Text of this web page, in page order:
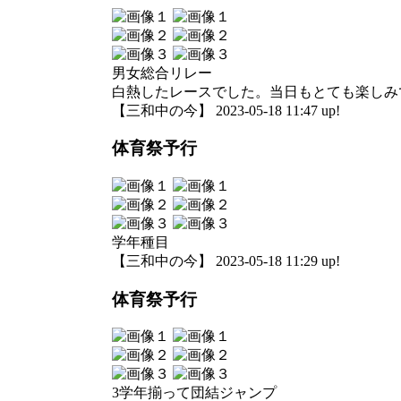
男女総合リレー
白熱したレースでした。当日もとても楽し
【三和中の今】 2023-05-18 11:47 up!
体育祭予行
学年種目
【三和中の今】 2023-05-18 11:29 up!
体育祭予行
3学年揃って団結ジャンプ